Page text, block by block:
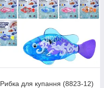
Рибка для купання (8823-12)